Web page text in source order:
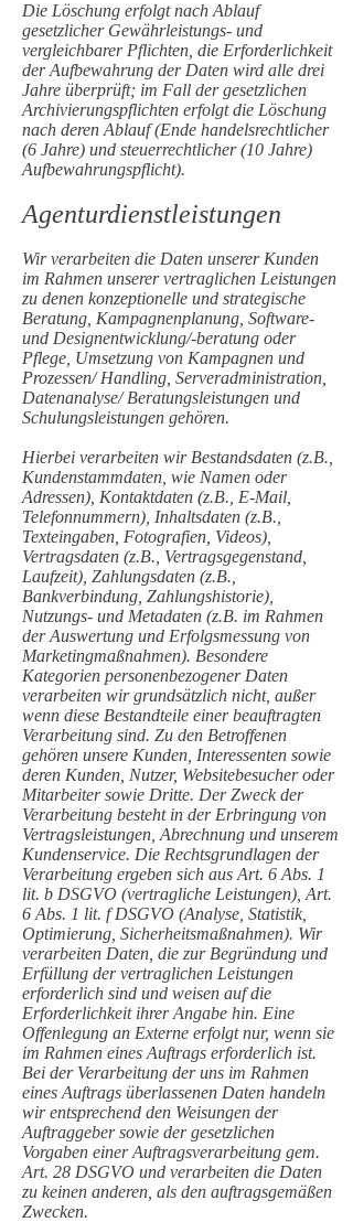
Die Löschung erfolgt nach Ablauf
gesetzlicher Gewährleistungs- und
vergleichbarer Pflichten, die Erforderlichkeit
der Aufbewahrung der Daten wird alle drei
Jahre überprüft; im Fall der gesetzlichen
Archivierungspflichten erfolgt die Löschung
nach deren Ablauf (Ende handelsrechtlicher
(6 Jahre) und steuerrechtlicher (10 Jahre)
Aufbewahrungspflicht).
Agenturdienstleistungen
Wir verarbeiten die Daten unserer Kunden
im Rahmen unserer vertraglichen Leistungen
zu denen konzeptionelle und strategische
Beratung, Kampagnenplanung, Software-
und Designentwicklung/-beratung oder
Pflege, Umsetzung von Kampagnen und
Prozessen/ Handling, Serveradministration,
Datenanalyse/ Beratungsleistungen und
Schulungsleistungen gehören.
Hierbei verarbeiten wir Bestandsdaten (z.B.,
Kundenstammdaten, wie Namen oder
Adressen), Kontaktdaten (z.B., E-Mail,
Telefonnummern), Inhaltsdaten (z.B.,
Texteingaben, Fotografien, Videos),
Vertragsdaten (z.B., Vertragsgegenstand,
Laufzeit), Zahlungsdaten (z.B.,
Bankverbindung, Zahlungshistorie),
Nutzungs- und Metadaten (z.B. im Rahmen
der Auswertung und Erfolgsmessung von
Marketingmaßnahmen). Besondere
Kategorien personenbezogener Daten
verarbeiten wir grundsätzlich nicht, außer
wenn diese Bestandteile einer beauftragten
Verarbeitung sind. Zu den Betroffenen
gehören unsere Kunden, Interessenten sowie
deren Kunden, Nutzer, Websitebesucher oder
Mitarbeiter sowie Dritte. Der Zweck der
Verarbeitung besteht in der Erbringung von
Vertragsleistungen, Abrechnung und unserem
Kundenservice. Die Rechtsgrundlagen der
Verarbeitung ergeben sich aus Art. 6 Abs. 1
lit. b DSGVO (vertragliche Leistungen), Art.
6 Abs. 1 lit. f DSGVO (Analyse, Statistik,
Optimierung, Sicherheitsmaßnahmen). Wir
verarbeiten Daten, die zur Begründung und
Erfüllung der vertraglichen Leistungen
erforderlich sind und weisen auf die
Erforderlichkeit ihrer Angabe hin. Eine
Offenlegung an Externe erfolgt nur, wenn sie
im Rahmen eines Auftrags erforderlich ist.
Bei der Verarbeitung der uns im Rahmen
eines Auftrags überlassenen Daten handeln
wir entsprechend den Weisungen der
Auftraggeber sowie der gesetzlichen
Vorgaben einer Auftragsverarbeitung gem.
Art. 28 DSGVO und verarbeiten die Daten
zu keinen anderen, als den auftragsgemäßen
Zwecken.